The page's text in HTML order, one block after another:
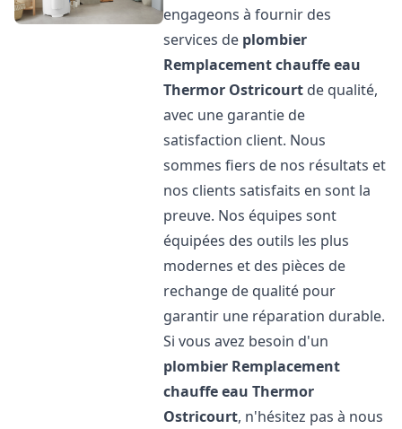
engageons à fournir des
services de plombier
Remplacement chauffe eau
Thermor Ostricourt de qualité,
avec une garantie de
satisfaction client. Nous
sommes fiers de nos résultats et
nos clients satisfaits en sont la
preuve. Nos équipes sont
équipées des outils les plus
modernes et des pièces de
rechange de qualité pour
garantir une réparation durable.
Si vous avez besoin d'un
plombier Remplacement
chauffe eau Thermor
Ostricourt, n'hésitez pas à nous